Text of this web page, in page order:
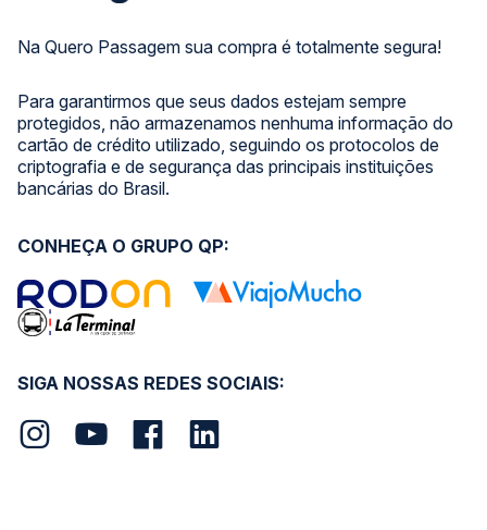
Na Quero Passagem sua compra é totalmente segura!
Para garantirmos que seus dados estejam sempre
protegidos, não armazenamos nenhuma informação do
cartão de crédito utilizado, seguindo os protocolos de
criptografia e de segurança das principais instituições
bancárias do Brasil.
SIGA NOSSAS REDES SOCIAIS:
CONHEÇA O GRUPO QP: